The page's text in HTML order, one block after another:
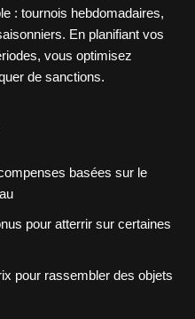
: tournois hebdomadaires,
En planifiant vos
vous optimisez
de sanctions.
basées sur le
pour atterrir sur certaines
pour rassembler des objets